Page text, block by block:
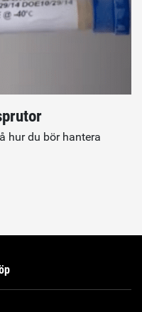
hur du bör hantera